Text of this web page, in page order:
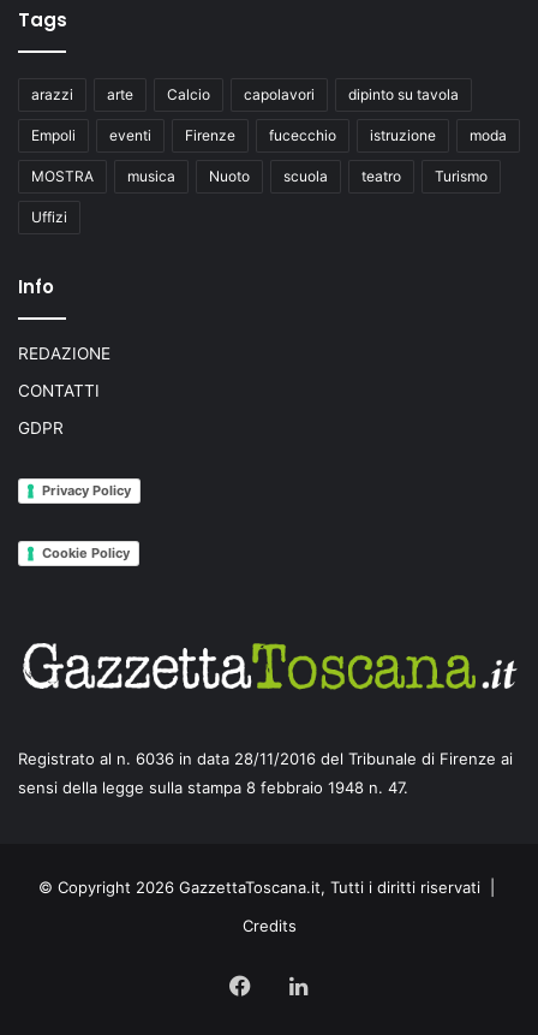
Tags
arazzi arte Calcio capolavori dipinto su tavola
Empoli eventi Firenze fucecchio istruzione moda
MOSTRA musica Nuoto scuola teatro Turismo
Uffizi
Info
REDAZIONE
CONTATTI
GDPR
Privacy Policy
Cookie Policy
Registrato al n. 6036 in data 28/11/2016 del Tribunale di Firenze ai
sensi della legge sulla stampa 8 febbraio 1948 n. 47.
© Copyright 2026 GazzettaToscana.it, Tutti i diritti riservati |
Credits
FacebookLinkedIn